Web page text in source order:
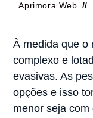
Aprimora Web
À medida que o
complexo e
evasivas. As
opções e isso
menor seja